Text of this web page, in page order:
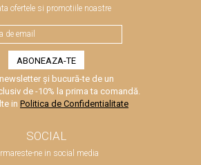
ofertele si promotiile noastre
și bucură-te de un
de -10% la prima ta comandă.
in Politica de Confidentialitate
SOCIAL
ne in social media